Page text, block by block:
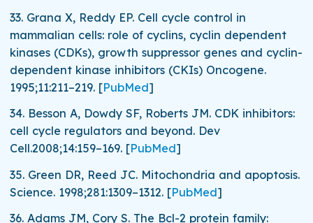
33. Grana X, Reddy EP. Cell cycle control in
mammalian cells: role of cyclins, cyclin dependent
kinases (CDKs), growth suppressor genes and cyclin-
dependent kinase inhibitors (CKIs) Oncogene.
1995;11:211–219. [PubMed]
34. Besson A, Dowdy SF, Roberts JM. CDK inhibitors:
cell cycle regulators and beyond. Dev
Cell.2008;14:159–169. [PubMed]
35. Green DR, Reed JC. Mitochondria and apoptosis.
Science. 1998;281:1309–1312. [PubMed]
36. Adams JM, Cory S. The Bcl-2 protein family: